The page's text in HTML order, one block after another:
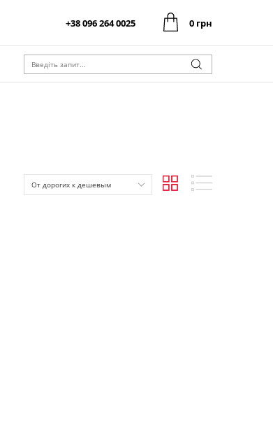
+38 096 264 0025 0 грн
От дорогих к дешевым